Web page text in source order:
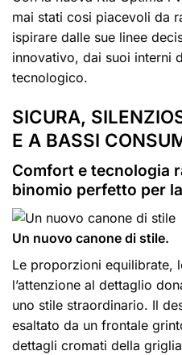
mai stati cosi piacevoli da
ispirare dalle sue linee
innovativo, dai suoi interni
tecnologico.
SICURA,
E A BASSI
Comfort e tecnologia
binomio perfetto per
Un nuovo canone di stile.
Le proporzioni equilibrate,
l’attenzione al dettaglio
uno stile straordinario. Il
esaltato da un frontale
dettagli cromati della